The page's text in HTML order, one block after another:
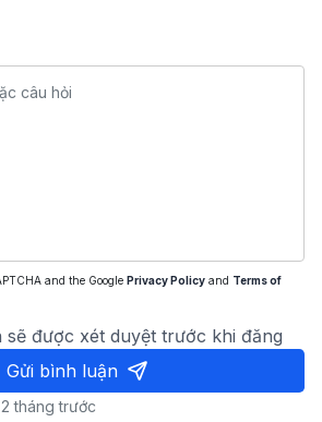
and the Google Privacy Policy and Terms of
sẽ được xét duyệt trước khi đăng
Gửi bình luận
2 tháng trước